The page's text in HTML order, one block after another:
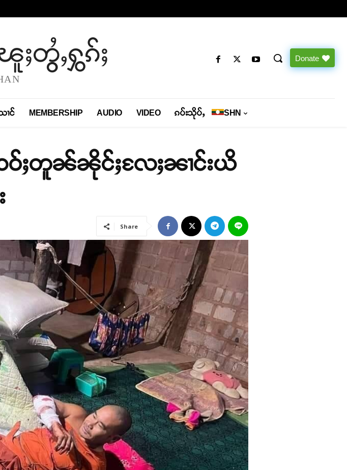
ႈတွႆႇႁွၵ်ႈ Donate
ၢင် MEMBERSHIP AUDIO VIDEO ၵပ်းသိုပ်ႇ SHN
ဝ်ႈတူၼ်ၼိုင်ႈလႄႈၼၢင်းယိ
Share